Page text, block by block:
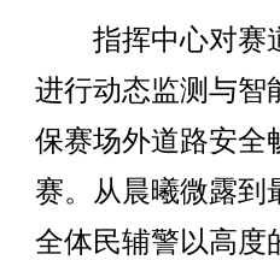
指挥中心对赛
进行动态监测与智
保赛场外道路安全
赛。从晨曦微露到
全体民辅警以高度